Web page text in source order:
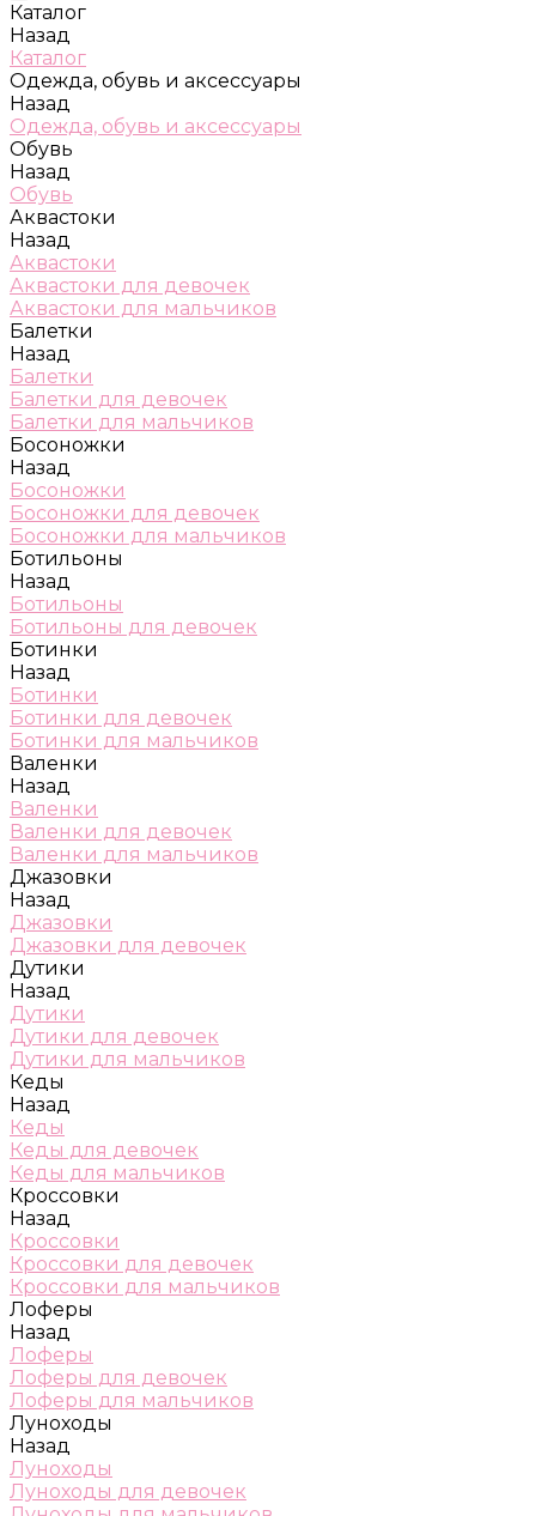
Каталог
Назад
Каталог
Одежда, обувь и аксессуары
Назад
Одежда, обувь и аксессуары
Обувь
Назад
Обувь
Аквастоки
Назад
Аквастоки
Аквастоки для девочек
Аквастоки для мальчиков
Балетки
Назад
Балетки
Балетки для девочек
Балетки для мальчиков
Босоножки
Назад
Босоножки
Босоножки для девочек
Босоножки для мальчиков
Ботильоны
Назад
Ботильоны
Ботильоны для девочек
Ботинки
Назад
Ботинки
Ботинки для девочек
Ботинки для мальчиков
Валенки
Назад
Валенки
Валенки для девочек
Валенки для мальчиков
Джазовки
Назад
Джазовки
Джазовки для девочек
Дутики
Назад
Дутики
Дутики для девочек
Дутики для мальчиков
Кеды
Назад
Кеды
Кеды для девочек
Кеды для мальчиков
Кроссовки
Назад
Кроссовки
Кроссовки для девочек
Кроссовки для мальчиков
Лоферы
Назад
Лоферы
Лоферы для девочек
Лоферы для мальчиков
Луноходы
Назад
Луноходы
Луноходы для девочек